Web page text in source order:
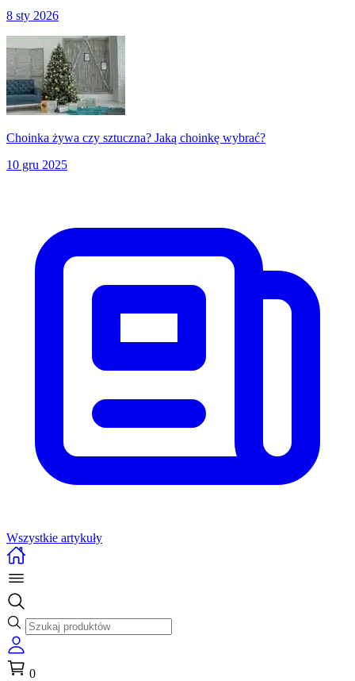
8 sty 2026
Choinka żywa czy sztuczna? Jaką choinkę wybrać?
10 gru 2025
Wszystkie artykuły
0